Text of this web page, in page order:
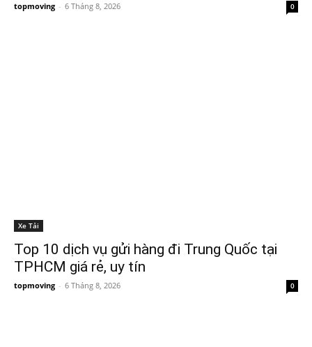
topmoving - 6 Tháng 8, 2026 0
Xe Tải
Top 10 dịch vụ gửi hàng đi Trung Quốc tại
TPHCM giá rẻ, uy tín
topmoving - 6 Tháng 8, 2026 0